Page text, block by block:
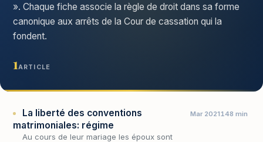
». Chaque fiche associe la règle de droit dans sa forme
canonique aux arrêts de la Cour de cassation qui la
fondent.
1 ARTICLE
La liberté des conventions
matrimoniales: régime
Au cours de leur mariage les époux sont
Mar 2021148 min